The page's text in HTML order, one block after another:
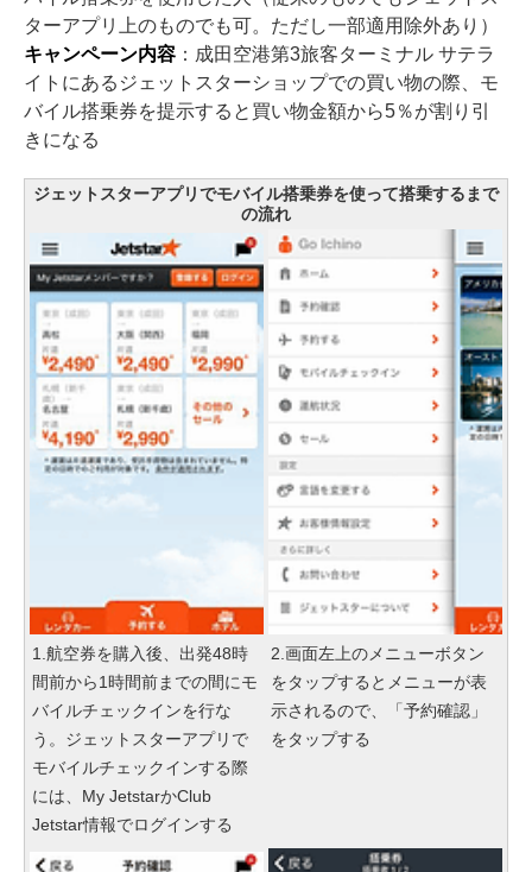
ターアプリ上のものでも可。ただし一部適用除外あり）
キャンペーン内容：成田空港第3旅客ターミナル サテラ
イトにあるジェットスターショップでの買い物の際、モ
バイル搭乗券を提示すると買い物金額から5％が割り引
きになる
ジェットスターアプリでモバイル搭乗券を使って搭乗するまで
の流れ
1.航空券を購入後、出発48時
間前から1時間前までの間にモ
バイルチェックインを行な
う。ジェットスターアプリで
モバイルチェックインする際
には、My JetstarかClub
Jetstar情報でログインする
2.画面左上のメニューボタン
をタップするとメニューが表
示されるので、「予約確認」
をタップする